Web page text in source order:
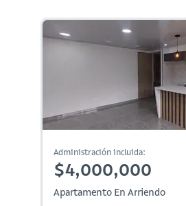
Administración incluida:
$4,000,000
Apartamento En Arriendo